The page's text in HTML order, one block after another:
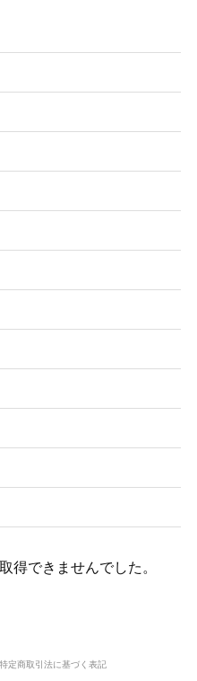
得できませんでした。
特定商取引法に基づく表記